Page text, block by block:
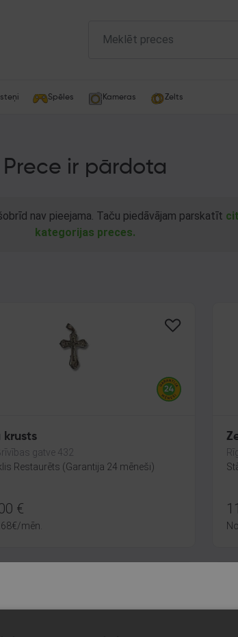
Spēles Kameras Zelts
Prece ir pārdota
nav pieejama. Taču piedāvājam parskatīt
kategorijas preces.
krusts
gatve 432
Restaurēts (Garantija 24 mēneši)
€
€/mēn. No